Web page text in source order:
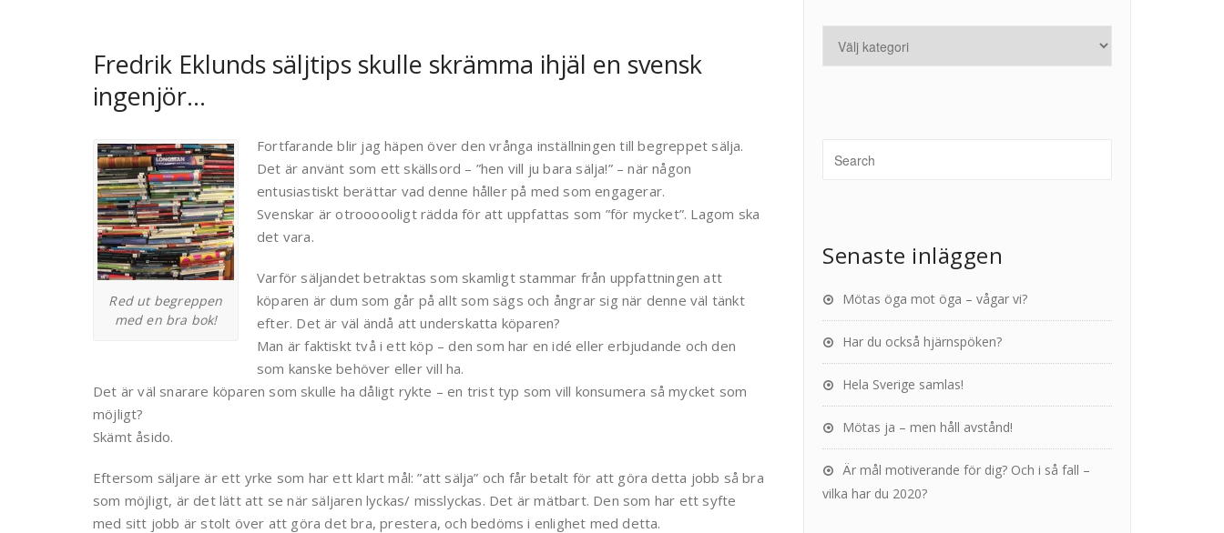
Fredrik Eklunds säljtips skulle skrämma ihjäl en svensk
ingenjör…
Red ut begreppen
med en bra bok!
Fortfarande blir jag häpen över den vrånga inställningen till begreppet sälja.
Det är använt som ett skällsord – ”hen vill ju bara sälja!” – när någon
entusiastiskt berättar vad denne håller på med som engagerar.
Svenskar är otroooooligt rädda för att uppfattas som ”för mycket”. Lagom ska
det vara.
Varför säljandet betraktas som skamligt stammar från uppfattningen att
köparen är dum som går på allt som sägs och ångrar sig när denne väl tänkt
efter. Det är väl ändå att underskatta köparen?
Man är faktiskt två i ett köp – den som har en idé eller erbjudande och den
som kanske behöver eller vill ha.
Det är väl snarare köparen som skulle ha dåligt rykte – en trist typ som vill konsumera så mycket som
möjligt?
Skämt åsido.
Eftersom säljare är ett yrke som har ett klart mål: ”att sälja” och får betalt för att göra detta jobb så bra
som möjligt, är det lätt att se när säljaren lyckas/ misslyckas. Det är mätbart. Den som har ett syfte
med sitt jobb är stolt över att göra det bra, prestera, och bedöms i enlighet med detta.
Senaste inläggen
Mötas öga mot öga – vågar vi?
Har du också hjärnspöken?
Hela Sverige samlas!
Mötas ja – men håll avstånd!
Är mål motiverande för dig? Och i så fall –
vilka har du 2020?